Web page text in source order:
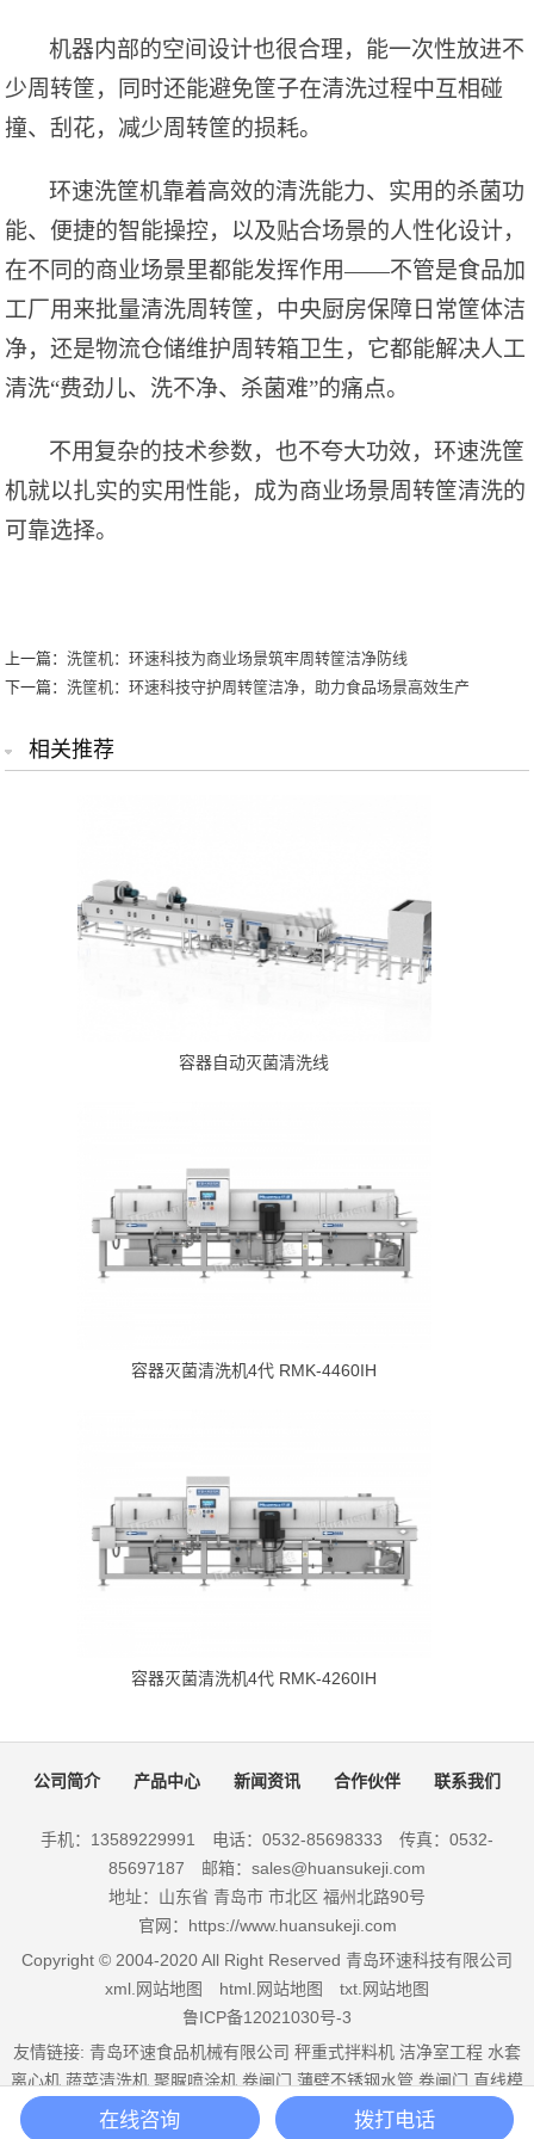
机器内部的空间设计也很合理，能一次性放进不
少周转筐，同时还能避免筐子在清洗过程中互相碰
撞、刮花，减少周转筐的损耗。
环速洗筐机靠着高效的清洗能力、实用的杀菌功
能、便捷的智能操控，以及贴合场景的人性化设计，
在不同的商业场景里都能发挥作用——不管是食品加
工厂用来批量清洗周转筐，中央厨房保障日常筐体洁
净，还是物流仓储维护周转箱卫生，它都能解决人工
清洗“费劲儿、洗不净、杀菌难”的痛点。
不用复杂的技术参数，也不夸大功效，环速洗筐
机就以扎实的实用性能，成为商业场景周转筐清洗的
可靠选择。
上一篇：洗筐机：环速科技为商业场景筑牢周转筐洁净防线
下一篇：洗筐机：环速科技守护周转筐洁净，助力食品场景高效生产
相关推荐
容器自动灭菌清洗线
容器灭菌清洗机4代 RMK-4460IH
容器灭菌清洗机4代 RMK-4260IH
公司简介 产品中心 新闻资讯 合作伙伴 联系我们
手机：13589229991 电话：0532-85698333 传真：0532-
85697187 邮箱：sales@huansukeji.com
地址：山东省 青岛市 市北区 福州北路90号
官网：https://www.huansukeji.com
Copyright © 2004-2020 All Right Reserved 青岛环速科技有限公司
xml.网站地图
html.网站地图
txt.网站地图
鲁ICP备12021030号-3
友情链接: 青岛环速食品机械有限公司 秤重式拌料机 洁净室工程 水套
离心机 蔬菜清洗机 聚脲喷涂机 卷闸门 薄壁不锈钢水管 卷闸门 直线模
颚破机厂家工业级无线路由器 烟台合力叉车 破碎机
在线咨询 拨打电话